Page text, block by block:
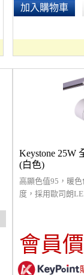
加入購物車
Keystone 25W
(白色)
高顯色值95，暖
度，採用歐司朗
會員